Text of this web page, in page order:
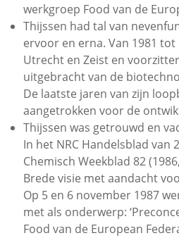
werkgroep Food van de
Thijssen had tal van
ervoor en erna. Van 1981
Utrecht en Zeist en
uitgebracht van de
De laatste jaren van zijn
aangetrokken voor de
Thijssen was getrouwd en
In het NRC Handelsblad
Chemisch Weekblad 82
Brede visie met aandacht
Op 5 en 6 november 1987
met als onderwerp:
Food van de European